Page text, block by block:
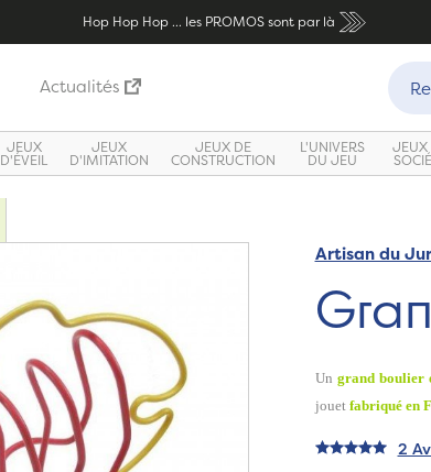
Hop Hop Hop ... les PROMOS sont par là
Actualités
JEUX
D'ÉVEIL
JEUX
D'IMITATION
JEUX DE
CONSTRUCTION
L'UNIVERS
DU JEU
JEUX
Artisan du
Un grand boulier
jouet fabriqué en
2